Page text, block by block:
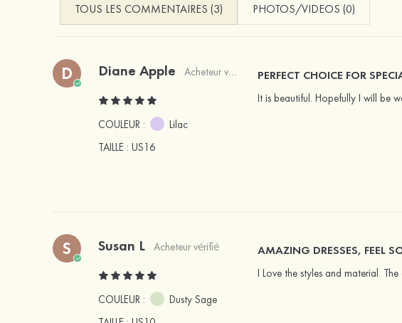
TOUS LES COMMENTAIRES (3) PHOTOS/VIDEOS (0)
D Diane Apple Acheteur vérifié
COULEUR :
Lilac
TAILLE : US16
PERFECT CHOICE FOR
It is beautiful. Hopefully I will be
S Susan L Acheteur vérifié
COULEUR :
Dusty Sage
AMAZING DRESSES, FEEL
I Love the styles and material.